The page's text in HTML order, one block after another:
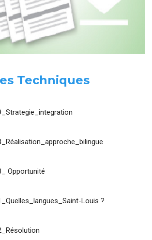
Techniques
Opportunité
Louis ?